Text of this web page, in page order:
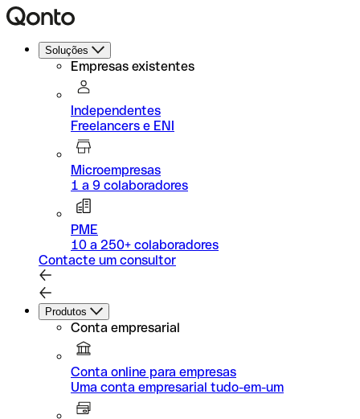
Soluções
Empresas existentes
Independentes
Freelancers e ENI
Microempresas
1 a 9 colaboradores
PME
10 a 250+ colaboradores
Contacte um consultor
Produtos
Conta empresarial
Conta online para empresas
Uma conta empresarial tudo-em-um